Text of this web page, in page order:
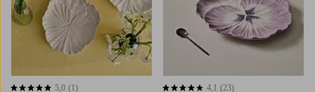
5,0 (1) 4,1 (23)